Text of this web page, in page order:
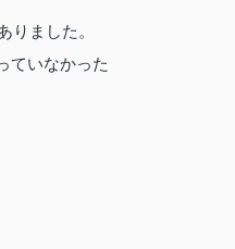
りました。
ていなかった